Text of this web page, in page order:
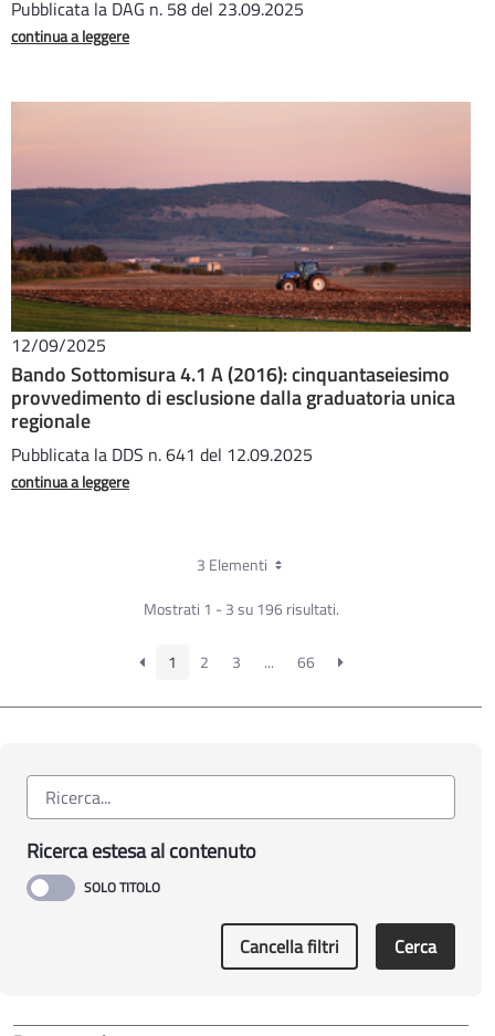
Pubblicata la DAG n. 58 del 23.09.2025
continua a leggere
12/09/2025
Bando Sottomisura 4.1 A (2016): cinquantaseiesimo
provvedimento di esclusione dalla graduatoria unica
regionale
Pubblicata la DDS n. 641 del 12.09.2025
continua a leggere
3 Elementi
Mostrati 1 - 3 su 196 risultati.
1 2 3 ... 66
Ricerca estesa al contenuto
Cancella filtri Cerca